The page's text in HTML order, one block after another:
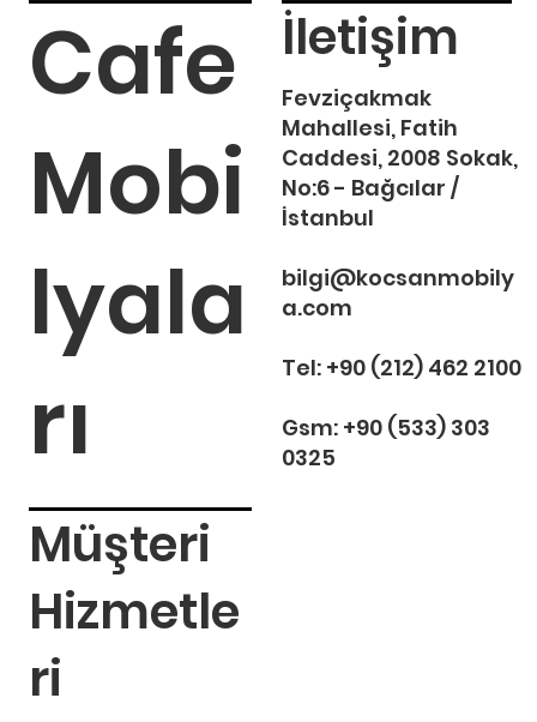
Müşteri
Hizmetle
ri
Cafe
Mobi
lyala
rı
İletişim
Fevziçakmak
Mahallesi, Fatih
Caddesi, 2008 Sokak,
No:6 - Bağcılar /
İstanbul
bilgi@kocsanmobily
a.com
Tel: +90 (212) 462 2100
Gsm: +90 (533) 303
0325